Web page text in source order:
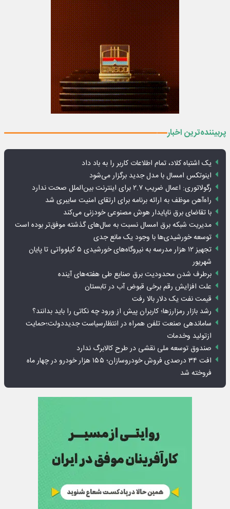
پربیننده‌ترین اخبار
یک اشتباه کلاد، تمام اطلاعات کاربر را به باد داد
اینوتکس امسال با مدل جدید برگزار می‌شود
رگولاتوری: اعمال ضریب ۲.۷ برای اینترنت بین‌الملل صحت ندارد
راه‌آهن موظف به ارائه برنامه برای ارتقای امنیت سایبری شد
با تقاضای برق ناپایدار هوش مصنوعی خودزنی می‌کند
مدیریت شبکه برق امسال نسبت به سال‌های گذشته موفق‌تر بوده است
توسعه خورشیدی‌ها با وجود یک مانع جدی
تجهیز ۱۲ هزار مدرسه به نیروگاه‌های خورشیدی ۵ کیلوواتی تا پایان
شهریور
برطرف شدن محدودیت‌ برق صنایع طی هفته‌های آینده
علت افزایش رقم برخی قبوض آب در تابستان
قیمت نفت یک دلار بالا رفت
رشد بازار رمزارزها؛ کاربران پیش از ورود چه نکاتی را باید بدانند؟
ساماندهی صنعت تلفن همراه در انتظارسیاست جدیددولت؛حمایت
ازتولید وخدمات
صندوق توسعه ملی نقشی در طرح کالابرگ ندارد
افت ۳۴ درصدی فروش خودروسازان؛ ۱۵۵ هزار خودرو در چهار ماه
فروخته شد